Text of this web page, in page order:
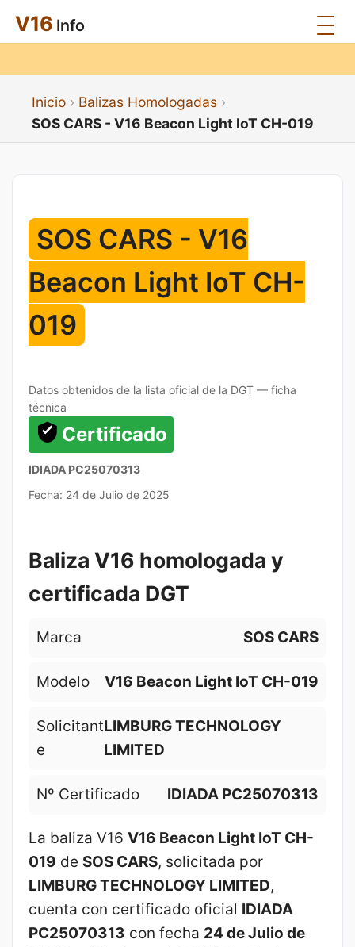
V16 Info
Inicio
Balizas Homologadas
SOS CARS - V16 Beacon Light IoT CH-019
SOS CARS - V16
Beacon Light IoT CH-
019
Datos obtenidos de la lista oficial de la DGT — ficha
técnica
Certificado
IDIADA PC25070313
Fecha: 24 de Julio de 2025
Baliza V16 homologada y
certificada DGT
Marca SOS CARS
Modelo V16 Beacon Light IoT CH-019
Solicitant
e
LIMBURG TECHNOLOGY
LIMITED
Nº Certificado IDIADA PC25070313
La baliza V16 V16 Beacon Light IoT CH-
019 de SOS CARS, solicitada por
LIMBURG TECHNOLOGY LIMITED,
cuenta con certificado oficial IDIADA
PC25070313 con fecha 24 de Julio de